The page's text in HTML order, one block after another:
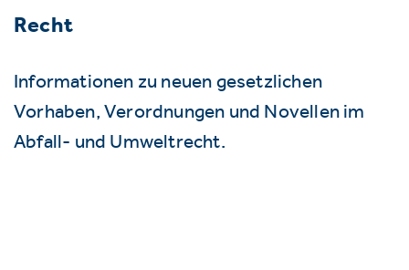
Recht
Informationen zu neuen gesetzlichen
Vorhaben, Verordnungen und Novellen im
Abfall- und Umweltrecht.